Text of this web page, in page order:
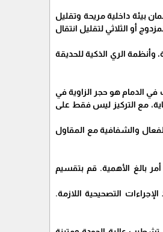
بيئة داخلية مريحة وتقليل
أو الثلاثي لتقليل انتقال
وأنظمة الري الذكية للحديقة
الدمام هو حجر الزاوية في
مع التركيز ليس فقط على
والشفافية مع المقاول
بالغ الأهمية. قم بتقسيم
التصحيحية اللازمة.